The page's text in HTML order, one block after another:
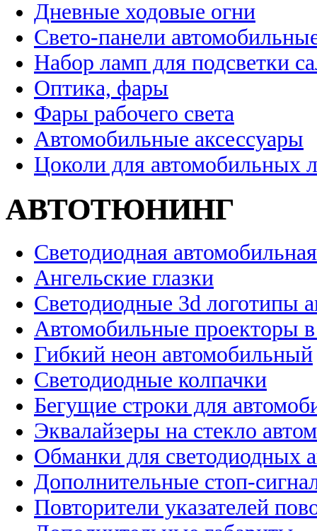
Дневные ходовые огни
Свето-панели
Набор ламп для подсветки
Оптика, фары
Фары рабочего света
Автомобильные аксессуары
Цоколи для автомобильных
АВТОТЮНИНГ
Светодиодная
Ангельские глазки
Светодиодные 3d логотипы
Автомобильные проекторы
Гибкий неон автомобильный
Светодиодные колпачки
Бегущие строки для
Эквалайзеры на стекло
Обманки для светодиодных
Дополнительные стоп-
Повторители указателей